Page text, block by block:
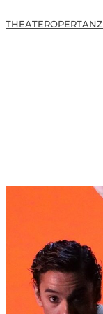
THEATEROPERTANZ